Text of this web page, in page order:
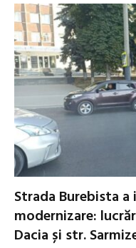
Strada Burebista
modernizare:
Dacia și str.